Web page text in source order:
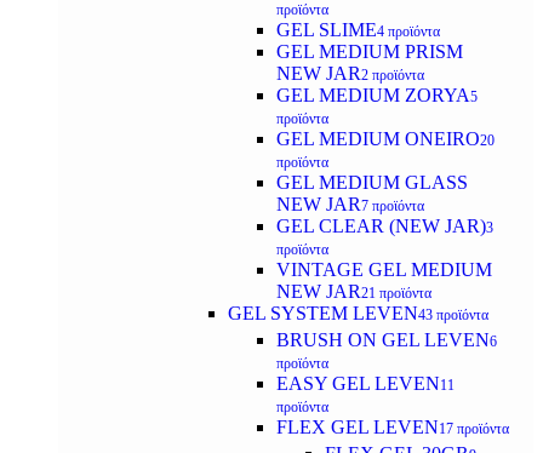
προϊόντα
GEL SLIME4 προϊόντα
GEL MEDIUM PRISM
NEW JAR2 προϊόντα
GEL MEDIUM ZORYA5
προϊόντα
GEL MEDIUM ONEIRO20
προϊόντα
GEL MEDIUM GLASS
NEW JAR7 προϊόντα
GEL CLEAR (NEW JAR)3
προϊόντα
VINTAGE GEL MEDIUM
NEW JAR21 προϊόντα
GEL SYSTEM LEVEN43 προϊόντα
BRUSH ON GEL LEVEN6
προϊόντα
EASY GEL LEVEN11
προϊόντα
FLEX GEL LEVEN17 προϊόντα